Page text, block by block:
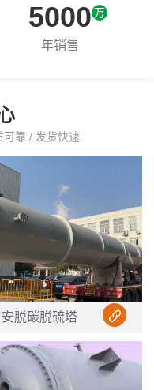
5000 万
年销售
可靠 / 发货快速
安脱碳脱硫塔